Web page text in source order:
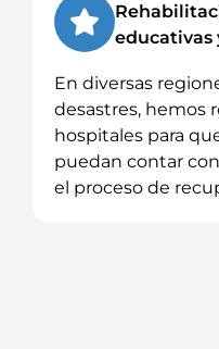
educativas
En diversas
desastres, hemos
hospitales para
puedan contar
el proceso de